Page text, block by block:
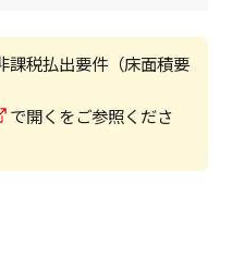
課税払出要件（床面積要
で開くをご参照くださ